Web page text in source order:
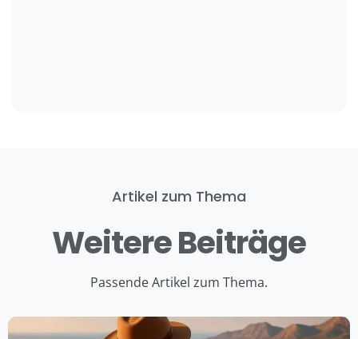
Artikel zum Thema
Weitere Beiträge
Passende Artikel zum Thema.